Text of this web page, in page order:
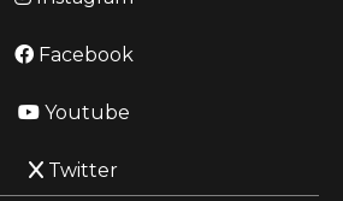
Facebook
Youtube
Twitter